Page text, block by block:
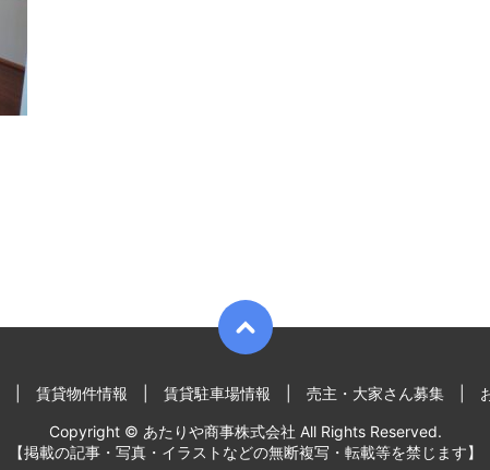
賃貸物件情報 賃貸駐車場情報 売主・大家さん募集
Copyright © あたりや商事株式会社 All Rights Reserved.
【掲載の記事・写真・イラストなどの無断複写・転載等を禁じます】